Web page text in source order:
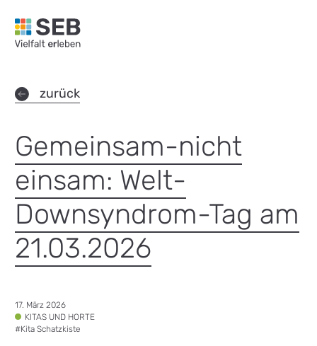
SEB Leipzig, Vielfalt erleben - zur Startseite
zurück
Gemeinsam-nicht
einsam: Welt-
Downsyndrom-Tag am
21.03.2026
Datum:
17. März 2026
Tags:KITAS UND HORTE
#Kita Schatzkiste